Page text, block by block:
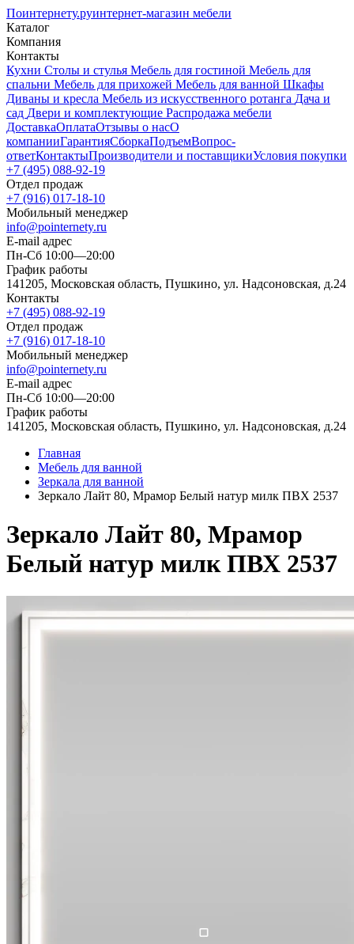
Поинтернету.руинтернет-магазин мебели
Каталог
Компания
Контакты
Кухни Столы и стулья Мебель для гостиной Мебель для
спальни Мебель для прихожей Мебель для ванной Шкафы
Диваны и кресла Мебель из искусственного ротанга Дача и
сад Двери и комплектующие Распродажа мебели
ДоставкаОплатаОтзывы о насО
компанииГарантияСборкаПодъемВопрос-
ответКонтактыПроизводители и поставщикиУсловия покупки
+7 (495) 088-92-19
Отдел продаж
+7 (916) 017-18-10
Мобильный менеджер
info@pointernety.ru
E-mail адрес
Пн-Сб 10:00—20:00
График работы
141205, Московская область, Пушкино, ул. Надсоновская, д.24
Контакты
+7 (495) 088-92-19
Отдел продаж
+7 (916) 017-18-10
Мобильный менеджер
info@pointernety.ru
E-mail адрес
Пн-Сб 10:00—20:00
График работы
141205, Московская область, Пушкино, ул. Надсоновская, д.24
Главная
Мебель для ванной
Зеркала для ванной
Зеркало Лайт 80, Мрамор Белый натур милк ПВХ 2537
Зеркало Лайт 80, Мрамор
Белый натур милк ПВХ 2537